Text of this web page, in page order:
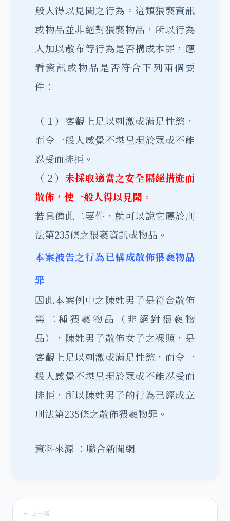
般人得以見聞之行為。這類猥褻資訊
或物品並非絕對猥褻物品，所以行為
人加以散布等行為是否構成本罪，應
看資訊或物品是否符合下列兩個要
件：
（１）客觀上足以刺激或滿足性慾，
而令一般人感覺不堪呈現於眾或不能
忍受而排拒。
（２） 未採取適當之安全隔絕措施而
散佈，使一般人得以見聞。
若具備此二要件，就可以說它屬於刑
法第235條之猥褻資訊或物品。
本案被告之行為已構成散佈猥褻物品
罪
因此本案例中之陳姓男子是符合散佈
第二種猥褻物品（非絕對猥褻物
品），陳姓男子散佈女子之裸照，是
客觀上足以刺激或滿足性慾，而令一
般人感覺不堪呈現於眾或不能忍受而
排拒，所以陳姓男子的行為已經成立
刑法第235條之散佈猥褻物罪。
資料來源 ：聯合新聞網
← 上一篇